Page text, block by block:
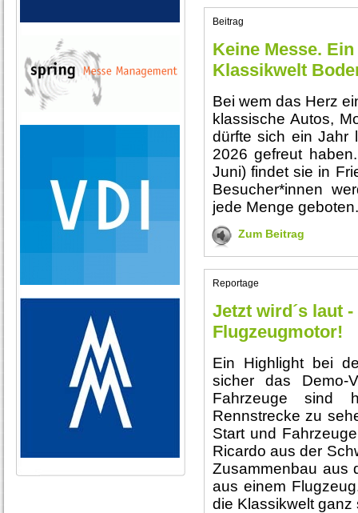
Beitrag
Keine Messe.
Klassikwelt
Bei wem das Herz
klassische Autos,
dürfte sich ein Jahr
2026 gefreut
Juni) findet sie in
Besucher*innen
jede Menge
Zum Beitrag
Reportage
Jetzt wird´s laut
Flugzeugmotor!
Ein Highlight bei
sicher das Demo-
Fahrzeuge
Rennstrecke zu
Start und
Ricardo aus der
Zusammenbau aus
aus einem
die Klassikwelt